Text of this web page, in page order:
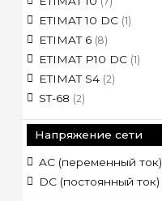
ETIMAT 10 DC (1)
ETIMAT 6 (8)
ETIMAT P10 DC (1)
ETIMAT S4 (2)
ST-68 (2)
Напряжение сети
AC (переменный ток)
DC (постоянный ток)